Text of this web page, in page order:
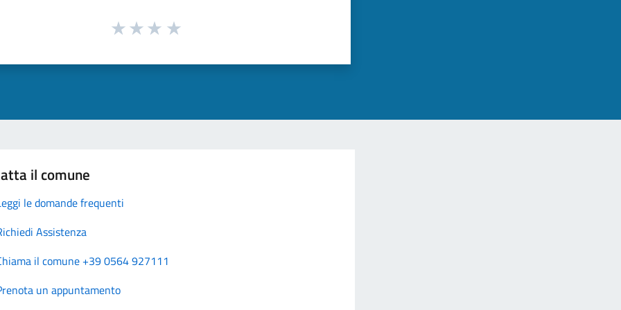
il comune
le domande frequenti
Assistenza
il comune +39 0564 927111
un appuntamento